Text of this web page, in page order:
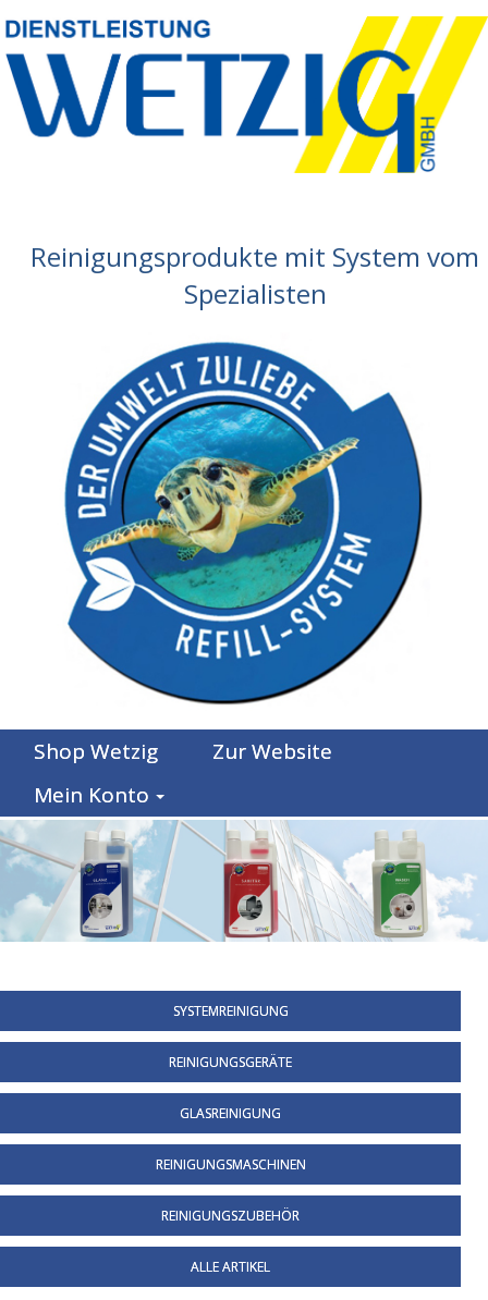
Reinigungsprodukte mit System vom
Spezialisten
Shop Wetzig
Zur Website
Mein Konto
SYSTEMREINIGUNG
REINIGUNGSGERÄTE
GLASREINIGUNG
REINIGUNGSMASCHINEN
REINIGUNGSZUBEHÖR
ALLE ARTIKEL